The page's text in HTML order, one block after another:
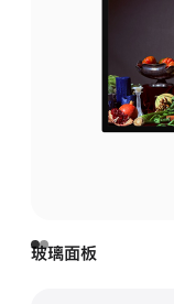
玻璃面板